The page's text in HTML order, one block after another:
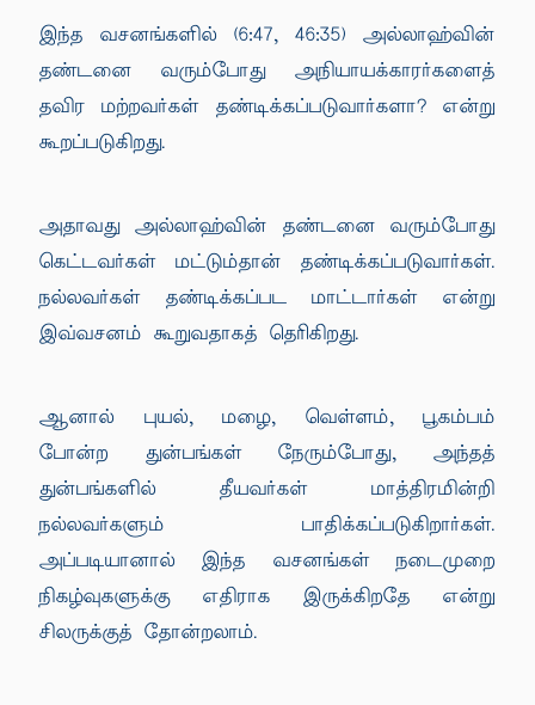
இந்த வசனங்களில் (6:47, 46:35) அல்லாஹ்வின்
தண்டனை வரும்போது அநியாயக்காரர்களைத்
தவிர மற்றவர்கள் தண்டிக்கப்படுவார்களா? என்று
கூறப்படுகிறது.
அதாவது அல்லாஹ்வின் தண்டனை வரும்போது
கெட்டவர்கள் மட்டும்தான் தண்டிக்கப்படுவார்கள்.
நல்லவர்கள் தண்டிக்கப்பட மாட்டார்கள் என்று
இவ்வசனம் கூறுவதாகத் தெரிகிறது.
ஆனால் புயல், மழை, வெள்ளம், பூகம்பம்
போன்ற துன்பங்கள் நேரும்போது, அந்தத்
துன்பங்களில் தீயவர்கள் மாத்திரமின்றி
நல்லவர்களும் பாதிக்கப்படுகிறார்கள்.
அப்படியானால் இந்த வசனங்கள் நடைமுறை
நிகழ்வுகளுக்கு எதிராக இருக்கிறதே என்று
சிலருக்குத் தோன்றலாம்.